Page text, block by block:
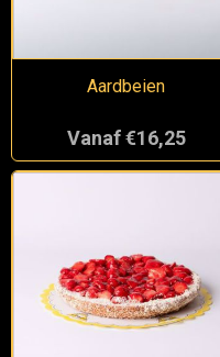
Aardbeien
Vanaf €16,25